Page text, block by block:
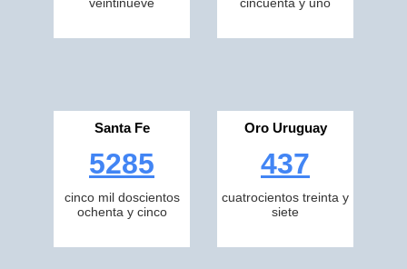
Santa Fe
5285
cinco mil doscientos
ochenta y cinco
Oro Uruguay
437
cuatrocientos treinta y
siete